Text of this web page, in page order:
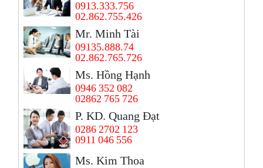
0913.333.756
02.862.755.426
Mr. Minh Tài
09135.888.74
02.862.765.726
Ms. Hồng Hạnh
0946 352 082
02862 765 726
P. KD. Quang Đạt
0286 2702 123
0911 046 556
Ms. Kim Thoa